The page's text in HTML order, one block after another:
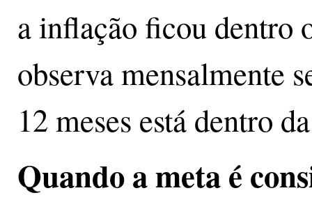
a inflação ficou dentro
observa mensalmente
12 meses está dentro
Quando a meta é